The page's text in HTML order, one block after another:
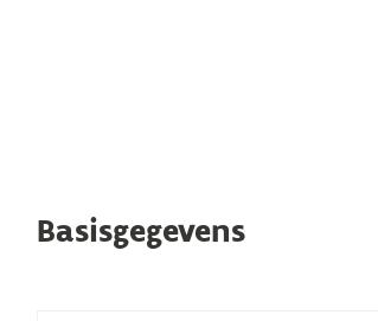
Basisgegevens